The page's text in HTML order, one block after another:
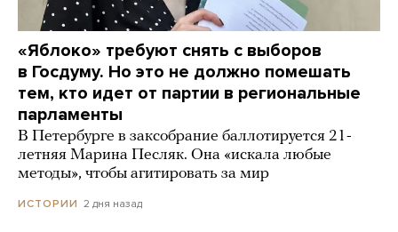
«Яблоко» требуют снять с выборов
в Госдуму. Но это не должно помешать
тем, кто идет от партии в региональные
парламенты
В Петербурге в заксобрание баллотируется 21-
летняя Марина Песляк. Она «искала любые
методы», чтобы агитировать за мир
ИСТОРИИ 2 дня назад